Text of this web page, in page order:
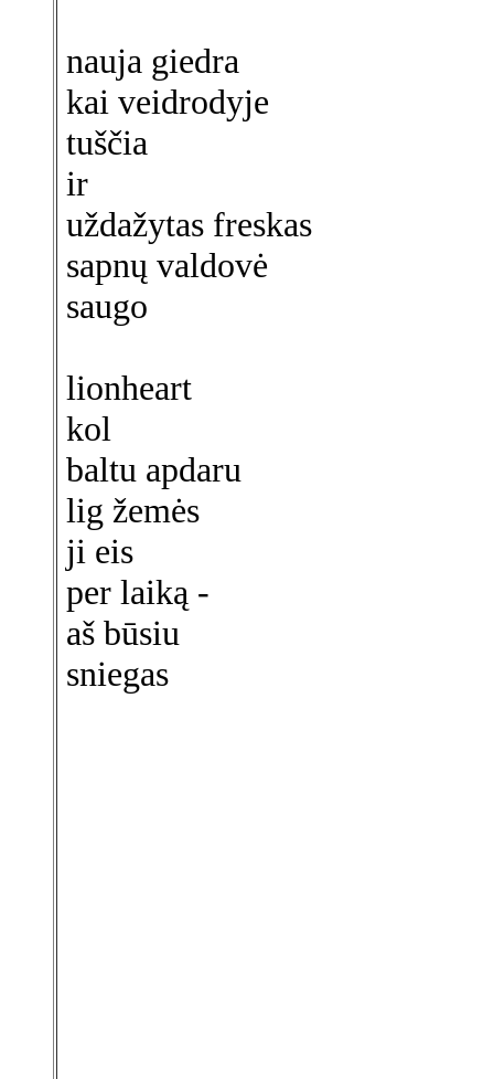
nauja giedra
kai veidrodyje
tuščia
ir
uždažytas freskas
sapnų valdovė
saugo
lionheart
kol
baltu apdaru
lig žemės
ji eis
per laiką -
aš būsiu
sniegas